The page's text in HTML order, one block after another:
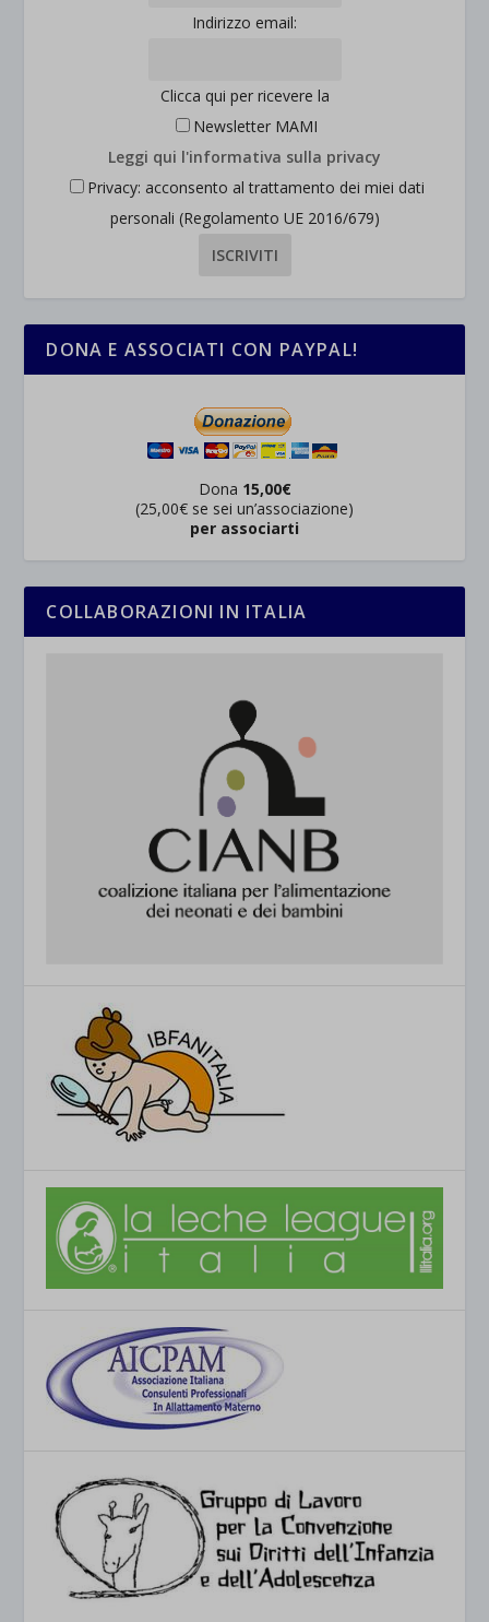
Indirizzo email:
Clicca qui per ricevere la
Newsletter MAMI
Leggi qui l'informativa sulla privacy
Privacy: acconsento al trattamento dei miei dati
personali (Regolamento UE 2016/679)
DONA E ASSOCIATI CON PAYPAL!
Dona 15,00€
(25,00€ se sei un’associazione)
per associarti
COLLABORAZIONI IN ITALIA